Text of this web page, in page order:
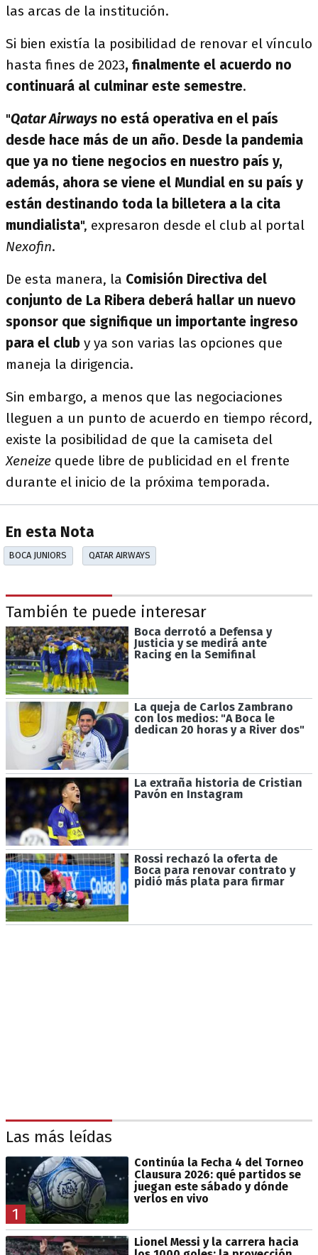
las arcas de la institución.
Si bien existía la posibilidad de renovar el vínculo
hasta fines de 2023, finalmente el acuerdo no
continuará al culminar este semestre.
"Qatar Airways no está operativa en el país
desde hace más de un año. Desde la pandemia
que ya no tiene negocios en nuestro país y,
además, ahora se viene el Mundial en su país y
están destinando toda la billetera a la cita
mundialista", expresaron desde el club al portal
Nexofin.
De esta manera, la Comisión Directiva del
conjunto de La Ribera deberá hallar un nuevo
sponsor que signifique un importante ingreso
para el club y ya son varias las opciones que
maneja la dirigencia.
Sin embargo, a menos que las negociaciones
lleguen a un punto de acuerdo en tiempo récord,
existe la posibilidad de que la camiseta del
Xeneize quede libre de publicidad en el frente
durante el inicio de la próxima temporada.
En esta Nota
BOCA JUNIORS QATAR AIRWAYS
También te puede interesar
Boca derrotó a Defensa y
Justicia y se medirá ante
Racing en la Semifinal
La queja de Carlos Zambrano
con los medios: "A Boca le
dedican 20 horas y a River dos"
La extraña historia de Cristian
Pavón en Instagram
Rossi rechazó la oferta de
Boca para renovar contrato y
pidió más plata para firmar
Las más leídas
1
Continúa la Fecha 4 del Torneo
Clausura 2026: qué partidos se
juegan este sábado y dónde
verlos en vivo
Lionel Messi y la carrera hacia